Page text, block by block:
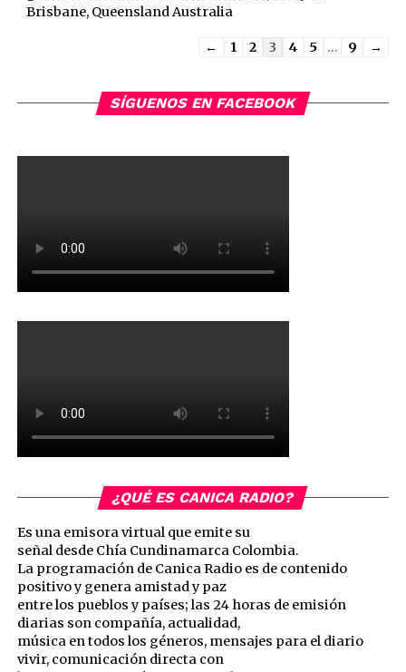
Brisbane, Queensland Australia
Guestbook
← 1 2 3 4 5 ... 9 →
SÍGUENOS EN FACEBOOK
¿QUÉ ES CANICA RADIO?
Es una emisora virtual que emite su
señal desde Chía Cundinamarca Colombia.
La programación de Canica Radio es de contenido
positivo y genera amistad y paz
entre los pueblos y países; las 24 horas de emisión
diarias son compañía, actualidad,
música en todos los géneros, mensajes para el diario
vivir, comunicación directa con